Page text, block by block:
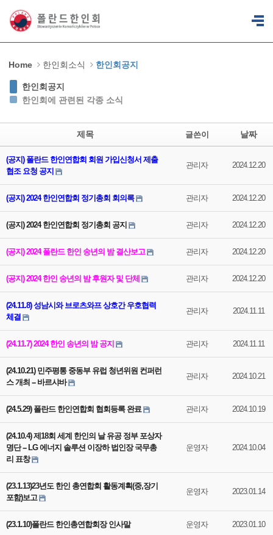
Home 한인회소식 한인회공지
한인회공지
한인회에 관련된 각종 소식
제목 글쓴이 날짜
(공지) 폴란드 한인연합회 회원 가입신청서 제출
협조 요청 공지
관리자 2024.12.20
(공지) 2024 한인연합회 정기총회 회의록 관리자 2024.12.20
(공지) 2024 한인연합회 정기총회 공지 관리자 2024.12.20
(공지) 2024 폴란드 한인 송년의 밤 결산보고 관리자 2024.12.20
(공지) 2024 한인 송년의 밤 후원자 및 단체 관리자 2024.12.20
(24.11.8) 성남시와 브로츠와프 상호간 우호협력
체결
관리자 2024.11.11
(24.11.7) 2024 한인 송년의 밤 공지 관리자 2024.11.11
(24.10.21) 민주평통 중동부 유럽 청년위원 컨퍼런
스 개최 -- 바르샤바
관리자 2024.10.21
(24.5.29) 폴란드 한인연합회 협회등록 완료 관리자 2024.10.19
(24.10.4) 제18회 세계 한인의 날 유공 정부 포상자
명단 -- LG 에너지 솔루션 이장하 법인장 국무총
리 표창
운영자 2024.10.04
(23.1.13)23년도 한인 총연합회 활동계획(중,장기
포함)보고
운영자 2023.01.14
(23.1.10)폴란드 한인총연합회장 인사말 운영자 2023.01.10